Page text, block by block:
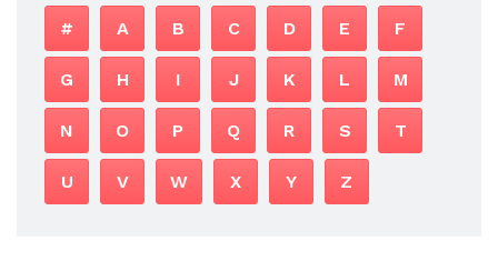
# A B C D E F
G H I J K L M
N O P Q R S T
U V W X Y Z